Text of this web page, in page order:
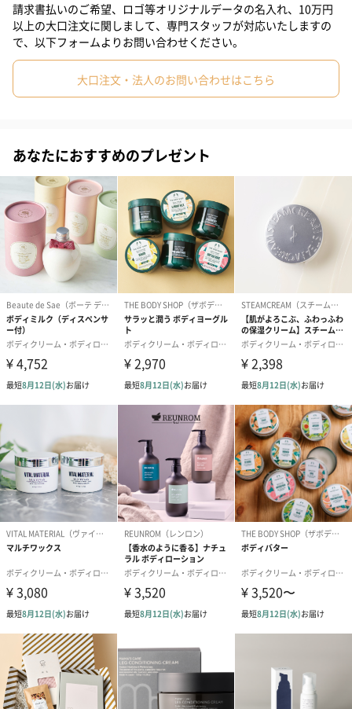
#80代 #90代
請求書払いのご希望、ロゴ等オリジナルデータの名入れ、10万円
以上の大口注文に関しまして、専門スタッフが対応いたしますの
で、以下フォームよりお問い合わせください。
大口注文・法人のお問い合わせはこちら
あなたにおすすめのプレゼント